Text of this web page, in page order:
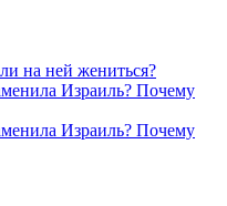
на ней жениться?
Израиль? Почему
Израиль? Почему